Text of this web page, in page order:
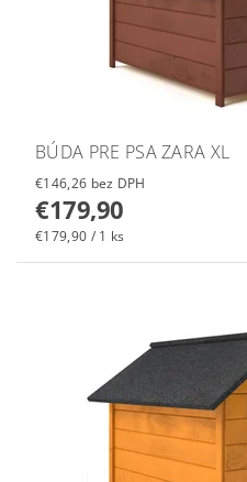
BÚDA PRE PSA ZARA XL
€146,26 bez DPH
€179,90
€179,90 / 1 ks